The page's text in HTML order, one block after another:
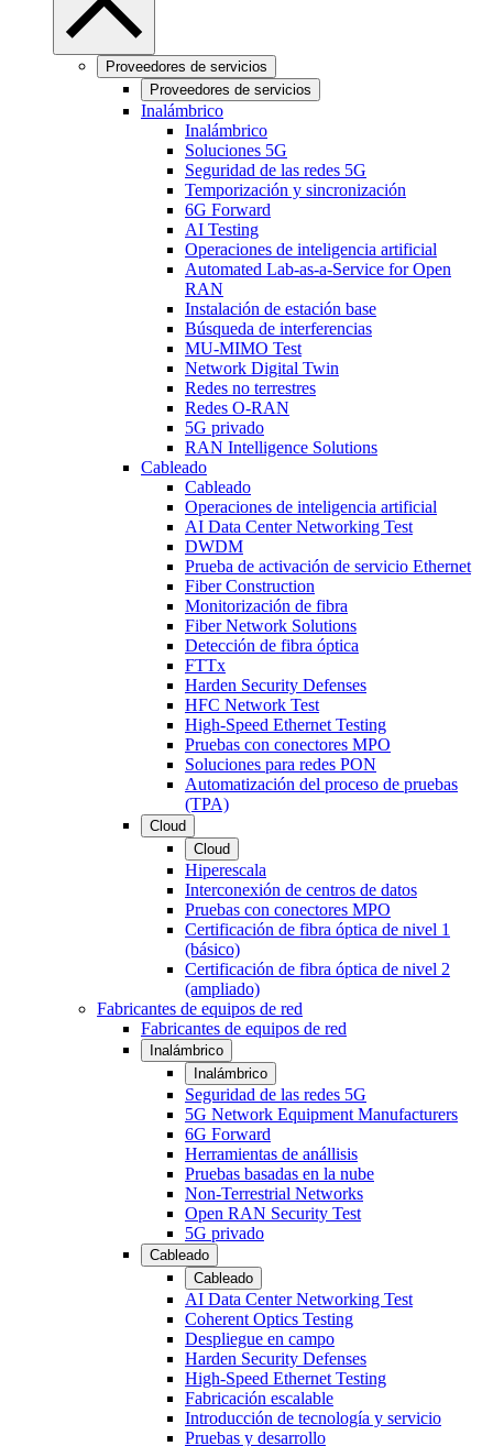
Proveedores de servicios
Proveedores de servicios
Inalámbrico
Inalámbrico
Soluciones 5G
Seguridad de las redes 5G
Temporización y sincronización
6G Forward
AI Testing
Operaciones de inteligencia artificial
Automated Lab-as-a-Service for Open
RAN
Instalación de estación base
Búsqueda de interferencias
MU-MIMO Test
Network Digital Twin
Redes no terrestres
Redes O-RAN
5G privado
RAN Intelligence Solutions
Cableado
Cableado
Operaciones de inteligencia artificial
AI Data Center Networking Test
DWDM
Prueba de activación de servicio Ethernet
Fiber Construction
Monitorización de fibra
Fiber Network Solutions
Detección de fibra óptica
FTTx
Harden Security Defenses
HFC Network Test
High-Speed Ethernet Testing
Pruebas con conectores MPO
Soluciones para redes PON
Automatización del proceso de pruebas
(TPA)
Cloud
Cloud
Hiperescala
Interconexión de centros de datos
Pruebas con conectores MPO
Certificación de fibra óptica de nivel 1
(básico)
Certificación de fibra óptica de nivel 2
(ampliado)
Fabricantes de equipos de red
Fabricantes de equipos de red
Inalámbrico
Inalámbrico
Seguridad de las redes 5G
5G Network Equipment Manufacturers
6G Forward
Herramientas de anállisis
Pruebas basadas en la nube
Non-Terrestrial Networks
Open RAN Security Test
5G privado
Cableado
Cableado
AI Data Center Networking Test
Coherent Optics Testing
Despliegue en campo
Harden Security Defenses
High-Speed Ethernet Testing
Fabricación escalable
Introducción de tecnología y servicio
Pruebas y desarrollo